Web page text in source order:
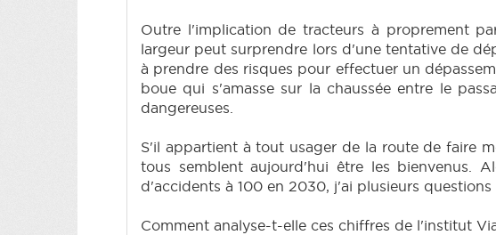
Outre l'implication de tracteurs à proprement
largeur peut surprendre lors d'une tentative de
à prendre des risques pour effectuer un
boue qui s'amasse sur la chaussée entre le
dangereuses.
S'il appartient à tout usager de la route de faire
tous semblent aujourd'hui être les bienvenus.
d'accidents à 100 en 2030, j'ai plusieurs questions
Comment analyse-t-elle ces chiffres de l'institut